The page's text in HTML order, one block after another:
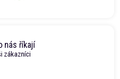
nás říkají
zákazníci